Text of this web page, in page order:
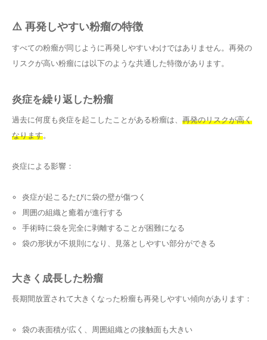
⚠️ 再発しやすい粉瘤の特徴
すべての粉瘤が同じように再発しやすいわけではありません。再発の
リスクが高い粉瘤には以下のような共通した特徴があります。
炎症を繰り返した粉瘤
過去に何度も炎症を起こしたことがある粉瘤は、 再発のリスクが高く
なります。
炎症による影響：
炎症が起こるたびに袋の壁が傷つく
周囲の組織と癒着が進行する
手術時に袋を完全に剥離することが困難になる
袋の形状が不規則になり、見落としやすい部分ができる
大きく成長した粉瘤
長期間放置されて大きくなった粉瘤も再発しやすい傾向があります：
袋の表面積が広く、周囲組織との接触面も大きい